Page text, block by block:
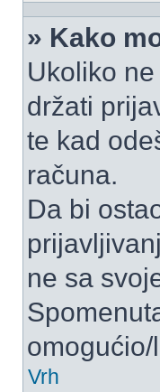
» Kako
Ukoliko
držati
te kad
računa.
Da bi
ne sa
omogućio/
Vrh